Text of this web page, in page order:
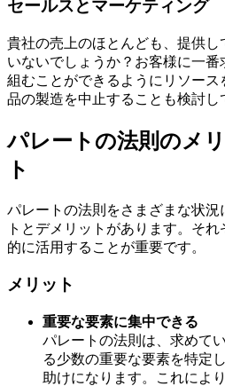
セールスとマーケティング
貴社の売上のほとんども、提供
いないでしょうか？お客様に一番
組むことができるようにリソー
品の製造を中止することも検討し
パレートの法則のメ
ト
パレートの法則をさまざまな状
トとデメリットがあります。そ
的に活用することが重要です。
メリット
重要な要素に集中できる
パレートの法則は、求めて
る少数の重要な要素を特定
助けになります。これによ